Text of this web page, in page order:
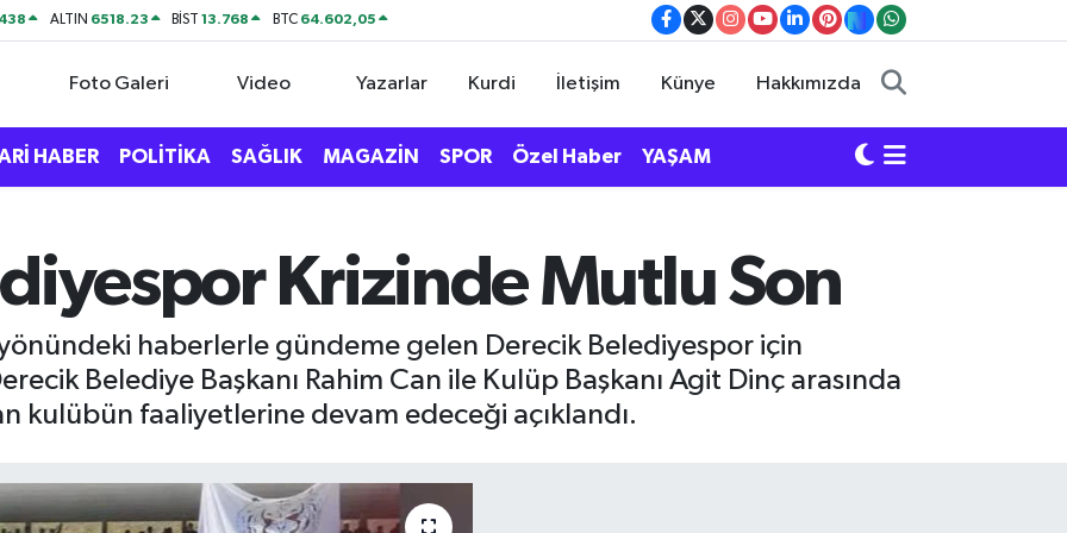
ALTIN 6518.23 BİST13.768 BTC 64.602,05
Foto Galeri Video Yazarlar Kurdi İletişim Künye Hakkımızda
HABER POLİTİKA SAĞLIK MAGAZİN SPOR Özel Haber YAŞAM
Krizinde Mutlu Son
yönündeki haberlerle gündeme gelen Derecik Belediyespor için
Belediye Başkanı Rahim Can ile Kulüp Başkanı Agit Dinç arasında
kulübün faaliyetlerine devam edeceği açıklandı.